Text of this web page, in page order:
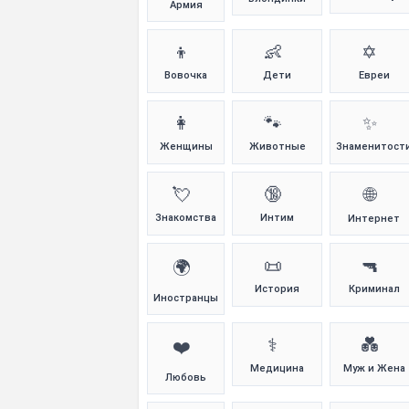
Армия
👦
Вовочка
👶
Дети
✡️
Евреи
👩
Женщины
🐾
Животные
✨
💘
Знакомства
🔞
Интим
🌐
Интернет
🌍
Иностранцы
📜
История
🔫
Криминал
❤️
Любовь
⚕️
Медицина
💑
Муж и Жена